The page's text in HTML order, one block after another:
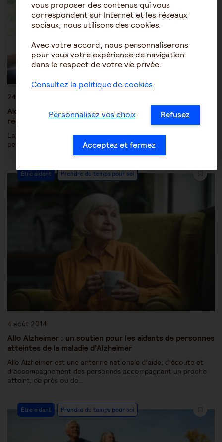
24 octobre 2016
Aidants : comment faire valoir votre nouveau droit au
répit ?
La loi relative à l'adaptation de la société au vieillissement
permet un droit au répit pour les proches aidants depuis…
Être aidant Prendre du temps pour soi
4 août 2014
Allo Alzheimer : un soutien pour les aidants de personnes
atteintes de la maladie d’Alzheimer
Allo Alzheimer est une antenne nationale d’aide, d’écoute et
d’accompagnement des personnes accompagnant un proche
atteint, de près ou de…
Être aidant Prendre du temps pour soi
vous proposer des contenus qui vous
correspondent sur Internet et les réseaux
sociaux, nous utilisons des cookies.
Avec votre accord, nous personnaliserons
pour vous votre expérience de navigation
dans le respect de votre vie privée.
Consultez la politique de cookies
Personnalisez vos choix Refusez
Acceptez et fermez